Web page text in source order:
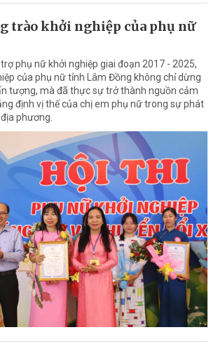
trào khởi nghiệp của phụ nữ
phụ nữ khởi nghiệp giai đoạn 2017 - 2025,
của phụ nữ tỉnh Lâm Đồng không chỉ dừng
tượng, mà đã thực sự trở thành nguồn cảm
định vị thế của chị em phụ nữ trong sự phát
phương.